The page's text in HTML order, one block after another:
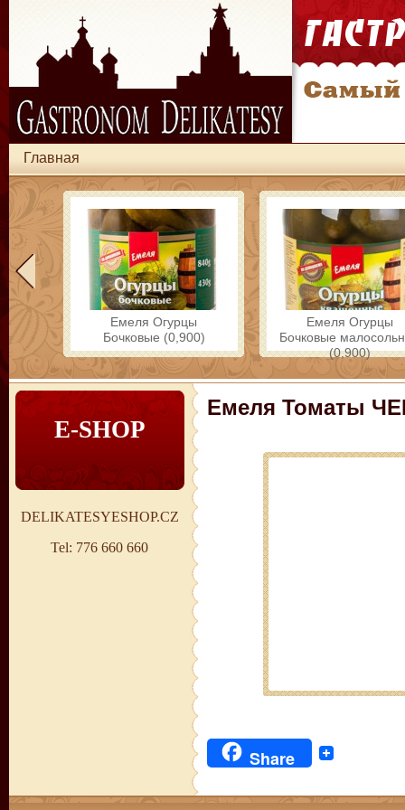
Главная
Емеля Огурцы
Бочковые (0,900)
Емеля Огурцы
Бочковые
(0,900)
E-SHOP
DELIKATESYESHOP.CZ
Tel: 776 660 660
Емеля Томаты
Share